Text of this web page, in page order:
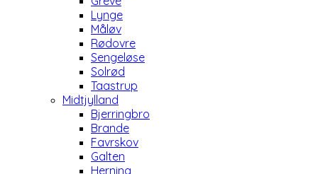
Lynge
Måløv
Rødovre
Sengeløse
Solrød
Taastrup
Midtjylland
Bjerringbro
Brande
Favrskov
Galten
Herning